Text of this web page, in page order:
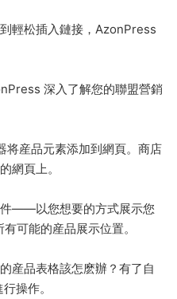
輕松插入鏈接，AzonPress
深入了解您的聯盟營銷
産品元素添加到網頁。商店
網頁上。
——以您想要的方式展示您
可能的産品展示位置。
産品表格該怎麽辦？有了自
操作。